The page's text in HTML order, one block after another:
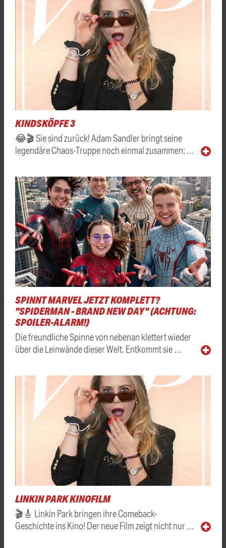
KINDSKÖPFE 3
😂🎬 Sie sind zurück! Adam Sandler bringt seine
legendäre Chaos-Truppe noch einmal zusammen: …
SPINNT MARVEL JETZT KOMPLETT?
"SPIDERMAN - BRAND NEW DAY" (ACHTUNG:
SPOILER-ALARM!)
Die freundliche Spinne von nebenan klettert wieder
über die Leinwände dieser Welt. Entkommt sie …
LINKIN PARK KINOFILM
🎬🎸 Linkin Park bringen ihre Comeback-
Geschichte ins Kino! Der neue Film zeigt nicht nur …